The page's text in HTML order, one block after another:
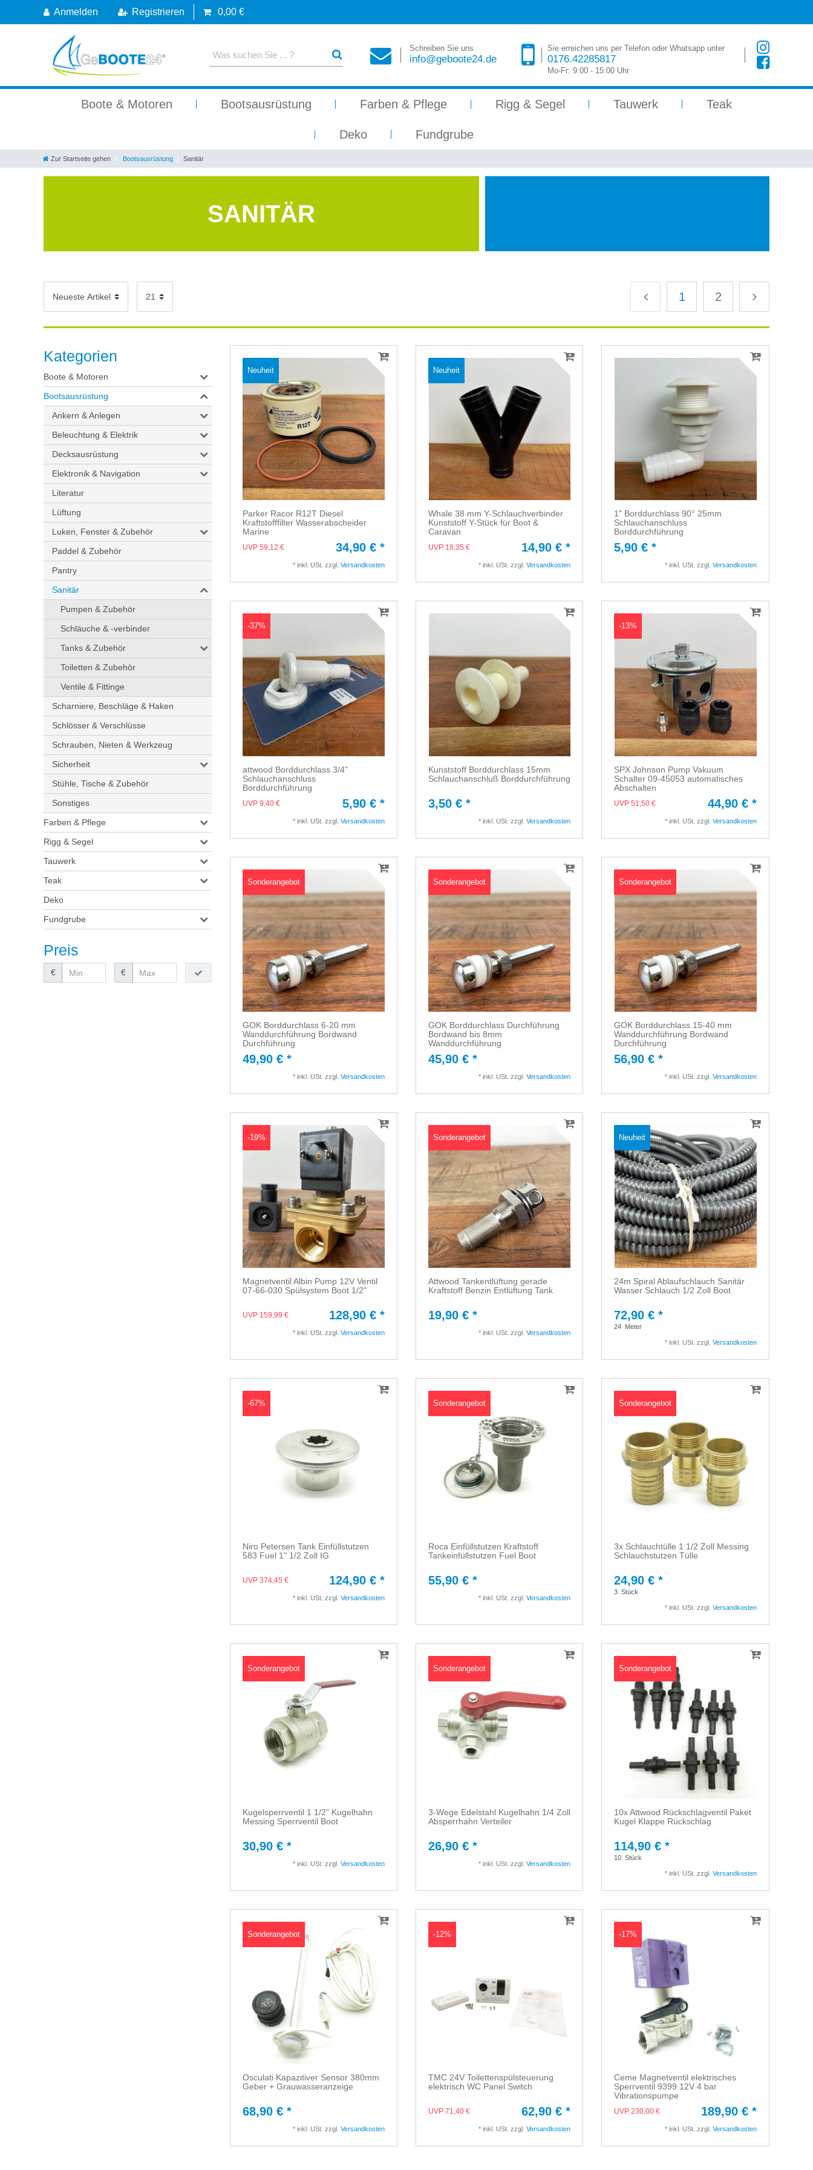
Anmelden Registrieren 0,00 €
Schreiben Sie uns
info@geboote24.de
Sie erreichen uns per Telefon oder Whatsapp unter
0176.42285817
Mo-Fr: 9:00 - 15:00 Uhr
Boote & Motoren Bootsausrüstung Farben & Pflege Rigg & Segel Tauwerk Teak
Deko Fundgrube
Zur Startseite gehen Bootsausrüstung Sanitär
SANITÄR
1 2
Kategorien
Boote & Motoren
Bootsausrüstung
Ankern & Anlegen
Beleuchtung & Elektrik
Decksausrüstung
Elektronik & Navigation
Literatur
Lüftung
Luken, Fenster & Zubehör
Paddel & Zubehör
Pantry
Sanitär
Pumpen & Zubehör
Schläuche & -verbinder
Tanks & Zubehör
Toiletten & Zubehör
Ventile & Fittinge
Scharniere, Beschläge & Haken
Schlösser & Verschlüsse
Schrauben, Nieten & Werkzeug
Sicherheit
Stühle, Tische & Zubehör
Sonstiges
Farben & Pflege
Rigg & Segel
Tauwerk
Teak
Deko
Fundgrube
Preis
€ €
Neuheit
Parker Racor R12T Diesel
Kraftstofffilter Wasserabscheider
Marine
UVP 59,12 € 34,90 € *
* inkl. USt. zzgl. Versandkosten
Neuheit
Whale 38 mm Y-Schlauchverbinder
Kunststoff Y-Stück für Boot &
Caravan
UVP 18,35 € 14,90 € *
*inkl. USt. zzgl.Versandkosten
1" Borddurchlass 90° 25mm
Schlauchanschluss
Borddurchführung
5,90 € *
* inkl. USt. zzgl. Versandkosten
-37%
attwood Borddurchlass 3/4"
Schlauchanschluss
Borddurchführung
UVP 9,40 € 5,90 € *
* inkl. USt. zzgl. Versandkosten
Kunststoff Borddurchlass 15mm
Schlauchanschluß Borddurchführung
3,50 € *
*inkl. USt. zzgl.Versandkosten
-13%
SPX Johnson Pump Vakuum
Schalter 09-45053 automatisches
Abschalten
UVP 51,50 € 44,90 € *
* inkl. USt. zzgl. Versandkosten
Sonderangebot
GOK Borddurchlass 6-20 mm
Wanddurchführung Bordwand
Durchführung
49,90 € *
* inkl. USt. zzgl. Versandkosten
Sonderangebot
GOK Borddurchlass Durchführung
Bordwand bis 8mm
Wanddurchführung
45,90 € *
*inkl. USt. zzgl.Versandkosten
Sonderangebot
GOK Borddurchlass 15-40 mm
Wanddurchführung Bordwand
Durchführung
56,90 € *
* inkl. USt. zzgl. Versandkosten
-19%
Magnetventil Albin Pump 12V Ventil
07-66-030 Spülsystem Boot 1/2"
UVP 159,99 € 128,90 € *
* inkl. USt. zzgl. Versandkosten
Sonderangebot
Attwood Tankentlüftung gerade
Kraftstoff Benzin Entlüftung Tank
19,90 € *
*inkl. USt. zzgl.Versandkosten
Neuheit
24m Spiral Ablaufschlauch Sanitär
Wasser Schlauch 1/2 Zoll Boot
72,90 € *
24 Meter
* inkl. USt. zzgl. Versandkosten
-67%
Niro Petersen Tank Einfüllstutzen
583 Fuel 1" 1/2 Zoll IG
UVP 374,45 € 124,90 € *
* inkl. USt. zzgl. Versandkosten
Sonderangebot
Roca Einfüllstutzen Kraftstoff
Tankeinfüllstutzen Fuel Boot
55,90 € *
*inkl. USt. zzgl.Versandkosten
Sonderangebot
3x Schlauchtülle 1 1/2 Zoll Messing
Schlauchstutzen Tülle
24,90 € *
3 Stück
* inkl. USt. zzgl. Versandkosten
Sonderangebot
Kugelsperrventil 1 1/2" Kugelhahn
Messing Sperrventil Boot
30,90 € *
* inkl. USt. zzgl. Versandkosten
Sonderangebot
3-Wege Edelstahl Kugelhahn 1/4 Zoll
Absperrhahn Verteiler
26,90 € *
*inkl. USt. zzgl.Versandkosten
Sonderangebot
10x Attwood Rückschlagventil Paket
Kugel Klappe Rückschlag
114,90 € *
10 Stück
* inkl. USt. zzgl. Versandkosten
Sonderangebot
Osculati Kapazitiver Sensor 380mm
Geber + Grauwasseranzeige
68,90 € *
* inkl. USt. zzgl. Versandkosten
-12%
TMC 24V Toilettenspülsteuerung
elektrisch WC Panel Switch
UVP 71,40 € 62,90 € *
*inkl. USt. zzgl.Versandkosten
-17%
Ceme Magnetventil elektrisches
Sperrventil 9399 12V 4 bar
Vibrationspumpe
UVP 230,00 € 189,90 € *
* inkl. USt. zzgl. Versandkosten